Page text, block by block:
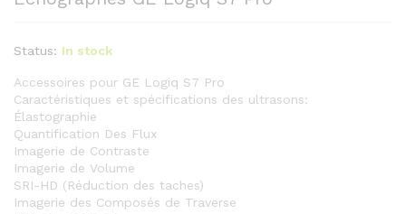
Status: In stock
Accessoires pour GE Logiq S7 Pro
Caractéristiques et spécifications des ultrasons:
Élastographie
Quantification Des Flux
Imagerie de Contraste
Imagerie de Volume
SRI-HD (Réduction des taches)
Imagerie des Composés de Traverse